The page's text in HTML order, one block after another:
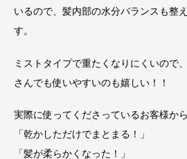
いるので、髪内部の水分バランスも整
す。
ミストタイプで重たくなりにくいので
さんでも使いやすいのも嬉しい！！
実際に使ってくださっているお客様から
「乾かしただけでまとまる！」
「髪が柔らかくなった！」